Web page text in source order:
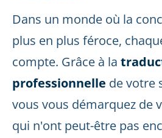
Dans un monde où la
plus en plus féroce,
compte. Grâce à la
professionnelle de votre
vous vous démarquez de
qui n'ont peut-être pas